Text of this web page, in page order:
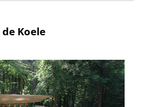
Koele